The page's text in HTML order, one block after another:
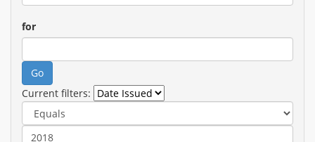
for
Current filters: